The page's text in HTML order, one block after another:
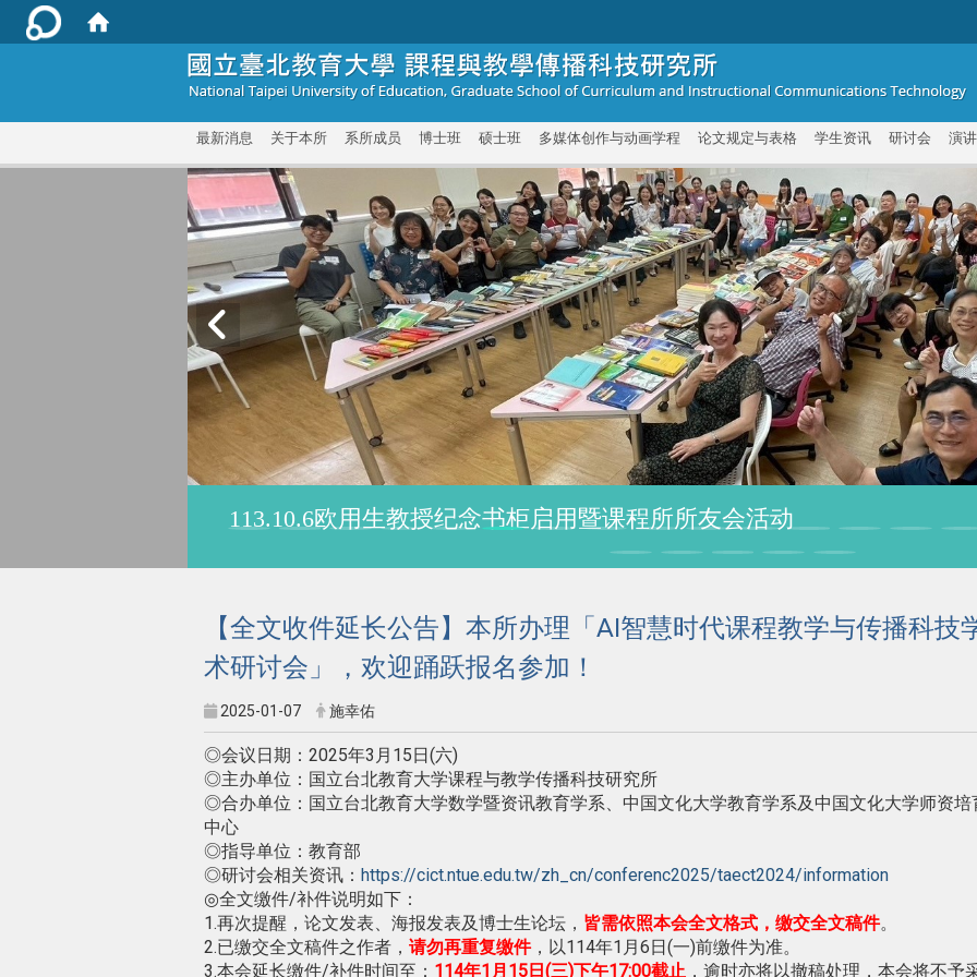
最新消息 关于本所 系所成员 博士班 硕士班 多媒体创作与动画学程 论文规定与表格 学生资讯 研讨会 演
113.10.6欧用生教授纪念书柜启用暨课程所所友会活动
【全文收件延长公告】本所办理「AI智慧时代课程教学与传播科技
术研讨会」，欢迎踊跃报名参加！
2025-01-07 施幸佑
◎会议日期：2025年3月15日(六)
◎主办单位：国立台北教育大学课程与教学传播科技研究所
◎合办单位：国立台北教育大学数学暨资讯教育学系、中国文化大学教育学系及中国文化大学师资培
中心
◎指导单位：教育部
◎研讨会相关资讯： https://cict.ntue.edu.tw/zh_cn/conferenc2025/taect2024/information
◎全文缴件/补件说明如下：
1.再次提醒，论文发表、海报发表及博士生论坛， 皆需依照本会全文格式，缴交全文稿件。
2.已缴交全文稿件之作者， 请勿再重复缴件，以114年1月6日(一)前缴件为准。
3.本会延长缴件/补件时间至： 114年1月15日(三)下午17:00截止 ，逾时亦将以撤稿处理，本会将不予